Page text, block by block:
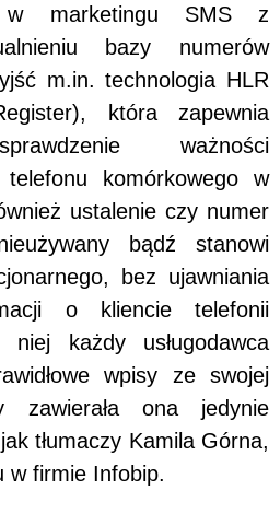
w marketingu SMS z
bazy numerów
m.in. technologia HLR
która zapewnia
ważności
komórkowego w
ustalenie czy numer
bądź stanowi
bez ujawniania
o kliencie telefonii
niej każdy usługodawca
wpisy ze swojej
zawierała ona jedynie
tłumaczy Kamila Górna,
w firmie Infobip.